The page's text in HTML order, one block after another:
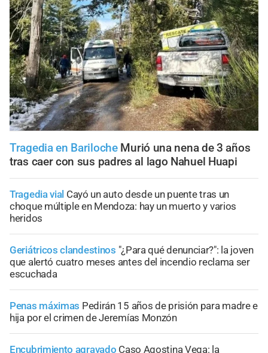
Tragedia en Bariloche Murió una nena de 3 años
tras caer con sus padres al lago Nahuel Huapi
Tragedia vial Cayó un auto desde un puente tras un
choque múltiple en Mendoza: hay un muerto y varios
heridos
Geriátricos clandestinos "¿Para qué denunciar?": la joven
que alertó cuatro meses antes del incendio reclama ser
escuchada
Penas máximas Pedirán 15 años de prisión para madre e
hija por el crimen de Jeremías Monzón
Encubrimiento agravado Caso Agostina Vega: la